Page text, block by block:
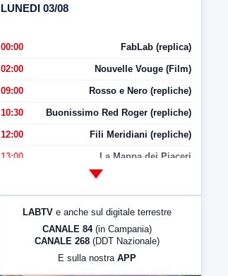
LUNEDI 03/08
00:00 FabLab (replica)
02:00 Nouvelle Vouge (Film)
09:00 Rosso e Nero (repliche)
10:30 Buonissimo Red Roger (repliche)
12:00 Fili Meridiani (repliche)
13:00 La Mappa dei Piaceri
LabNews (Diretta)
LABTV e anche sul digitale terrestre
CANALE 84 (in Campania)
CANALE 268 (DDT Nazionale)
E sulla nostra APP